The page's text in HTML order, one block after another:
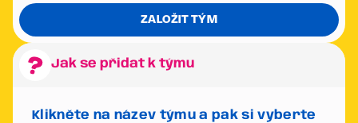
ZALOŽIT TÝM
Jak se přidat k týmu
Klikněte na název týmu a pak si vyberte